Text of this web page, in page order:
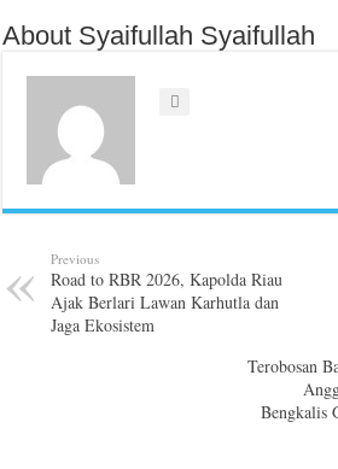
About Syaifullah Syaifullah
Previous
Road to RBR 2026, Kapolda Riau
Ajak Berlari Lawan Karhutla dan
Jaga Ekosistem
Terobosan
Bengkalis